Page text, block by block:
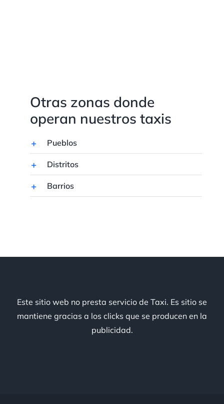
Otras zonas donde
operan nuestros taxis
Pueblos
Distritos
Barrios
Este sitio web no presta servicio de Taxi. Es sitio se
mantiene gracias a los clicks que se producen en la
publicidad.